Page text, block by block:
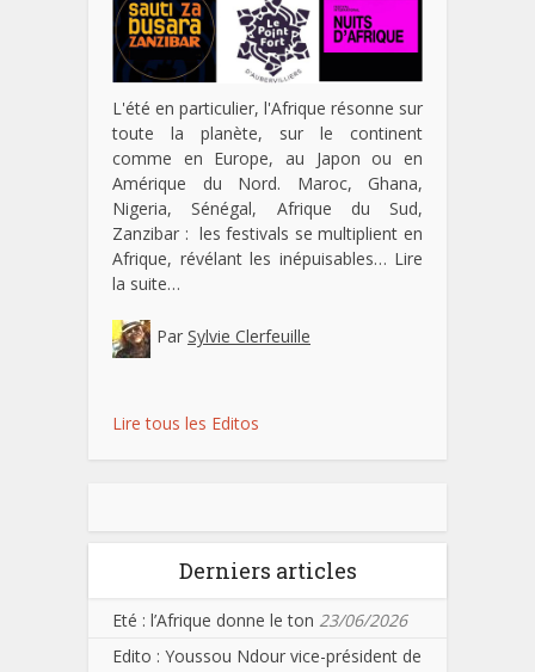
L'été en particulier, l'Afrique résonne sur
toute la planète, sur le continent
comme en Europe, au Japon ou en
Amérique du Nord. Maroc, Ghana,
Nigeria, Sénégal, Afrique du Sud,
Zanzibar : les festivals se multiplient en
Afrique, révélant les inépuisables… Lire
la suite…
Par Sylvie Clerfeuille
Lire tous les Editos
Derniers articles
Eté : l’Afrique donne le ton 23/06/2026
Edito : Youssou Ndour vice-président de